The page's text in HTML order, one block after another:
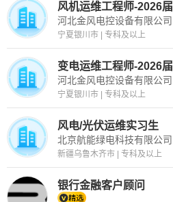
风机运维工程师-2026届
河北金风电控设备有限公司
宁夏银川市 | 专科及以上
变电运维工程师-2026届
河北金风电控设备有限公司
宁夏银川市 | 专科及以上
风电/光伏运维实习生
北京航能绿电科技有限公司
新疆乌鲁木齐市 | 专科及以上
银行金融客户顾问